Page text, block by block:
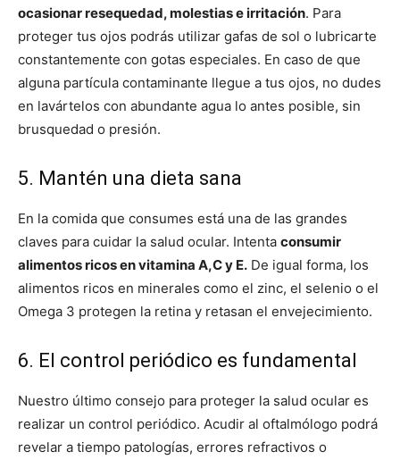
ocasionar resequedad, molestias e irritación. Para
proteger tus ojos podrás utilizar gafas de sol o lubricarte
constantemente con gotas especiales. En caso de que
alguna partícula contaminante llegue a tus ojos, no dudes
en lavártelos con abundante agua lo antes posible, sin
brusquedad o presión.
5. Mantén una dieta sana
En la comida que consumes está una de las grandes
claves para cuidar la salud ocular. Intenta consumir
alimentos ricos en vitamina A,C y E. De igual forma, los
alimentos ricos en minerales como el zinc, el selenio o el
Omega 3 protegen la retina y retasan el envejecimiento.
6. El control periódico es fundamental
Nuestro último consejo para proteger la salud ocular es
realizar un control periódico. Acudir al oftalmólogo podrá
revelar a tiempo patologías, errores refractivos o